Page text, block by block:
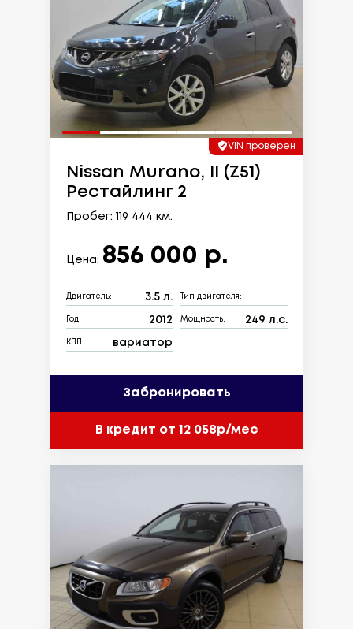
VIN проверен
Nissan Murano, II (Z51)
Рестайлинг 2
Пробег: 119 444 км.
Цена: 856 000 р.
Двигатель: 3.5 л. Тип двигателя:
Год: 2012 Мощность: 249 л.с.
КПП: вариатор
Забронировать
В кредит от 12 058р/мес